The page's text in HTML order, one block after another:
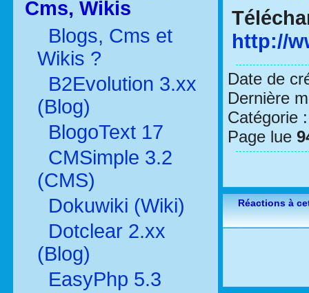
Cms, Wikis
Blogs, Cms et
Wikis ?
B2Evolution 3.xx
(Blog)
BlogoText 17
CMSimple 3.2
(CMS)
Dokuwiki (Wiki)
Dotclear 2.xx
(Blog)
EasyPhp 5.3
http://
Date de
Dernière
Catégorie
Page lue
Réactions à